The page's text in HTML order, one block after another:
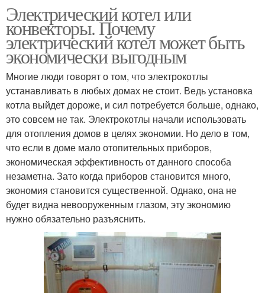
Электрический котел или
конвекторы. Почему
электрический котел может быть
экономически выгодным
Многие люди говорят о том, что электрокотлы
устанавливать в любых домах не стоит. Ведь установка
котла выйдет дороже, и сил потребуется больше, однако,
это совсем не так. Электрокотлы начали использовать
для отопления домов в целях экономии. Но дело в том,
что если в доме мало отопительных приборов,
экономическая эффективность от данного способа
незаметна. Зато когда приборов становится много,
экономия становится существенной. Однако, она не
будет видна невооруженным глазом, эту экономию
нужно обязательно разъяснить.